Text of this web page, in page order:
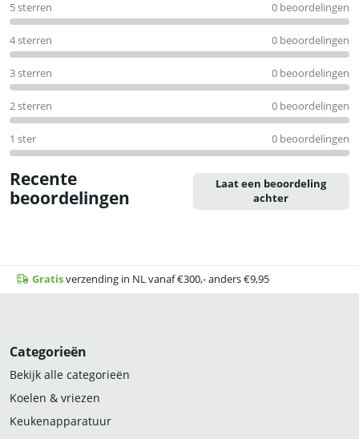
uit
5
5 sterren 0 beoordelingen
4 sterren 0 beoordelingen
3 sterren 0 beoordelingen
2 sterren 0 beoordelingen
1 ster 0 beoordelingen
Recente
beoordelingen
Laat een beoordeling
achter
Gratisverzending in NL vanaf €300,- anders €9,95
Categorieën
Bekijk alle categorieën
Koelen & vriezen
Keukenapparatuur